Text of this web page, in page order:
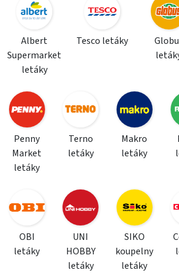
Albert
Supermarket
letáky
Tesco letáky
Penny
Market
letáky
Terno
letáky
Makro
letáky
OBI
letáky
UNI
HOBBY
letáky
SIKO
koupelny
letáky